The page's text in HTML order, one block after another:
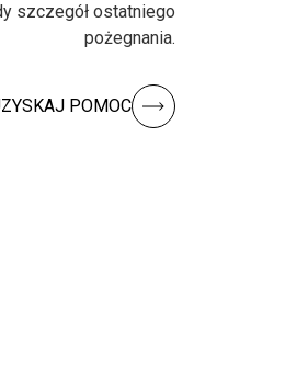
szczegół ostatniego
pożegnania.
POMOC